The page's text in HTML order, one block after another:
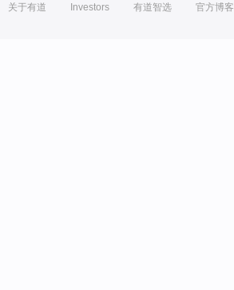
关于有道 Investors 有道智选 官方博客